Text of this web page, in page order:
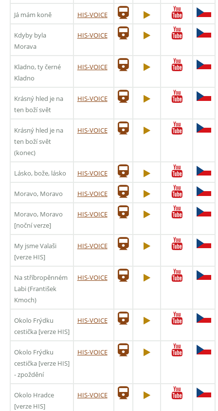
Já mám koně HIS-VOICE
Kdyby byla
Morava
HIS-VOICE
Kladno, ty černé
Kladno
HIS-VOICE
Krásný hled je na
ten boží svět
HIS-VOICE
Krásný hled je na
ten boží svět
(konec)
HIS-VOICE
Lásko, bože, lásko HIS-VOICE
Moravo, Moravo HIS-VOICE
Moravo, Moravo
[noční verze]
HIS-VOICE
My jsme Valaši
[verze HIS]
HIS-VOICE
Na stříbropěnném
Labi (František
Kmoch)
HIS-VOICE
Okolo Frýdku
cestička [verze HIS]
HIS-VOICE
Okolo Frýdku
cestička [verze HIS]
- zpoždění
HIS-VOICE
Okolo Hradce
[verze HIS]
HIS-VOICE